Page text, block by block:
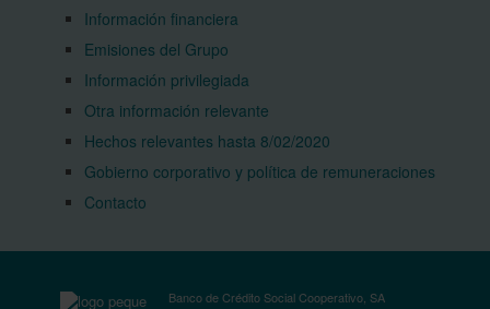
Información financiera
Emisiones del Grupo
Información privilegiada
Otra información relevante
Hechos relevantes hasta 8/02/2020
Gobierno corporativo y política de remuneraciones
Contacto
Banco de Crédito Social Cooperativo, SA